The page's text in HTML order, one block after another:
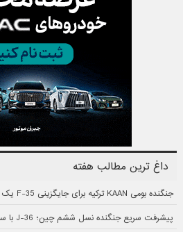
داغ ترین مطالب هفته
جنگنده بومی KAAN ترکیه برای جایگزینی F-35 یک قدم به نخستین پرواز نزدیک‌تر شد
پیشرفت سریع جنگنده نسل ششم چین؛ J-36 با سومین طراحی متفاوت ظاهر شد